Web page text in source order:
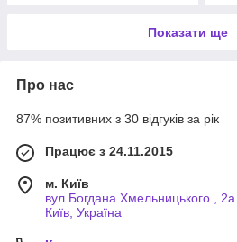
Показати ще
Про нас
87% позитивних з 30 відгуків за рік
Працює з 24.11.2015
м. Київ
вул.Богдана Хмельницького ,
Київ, Україна